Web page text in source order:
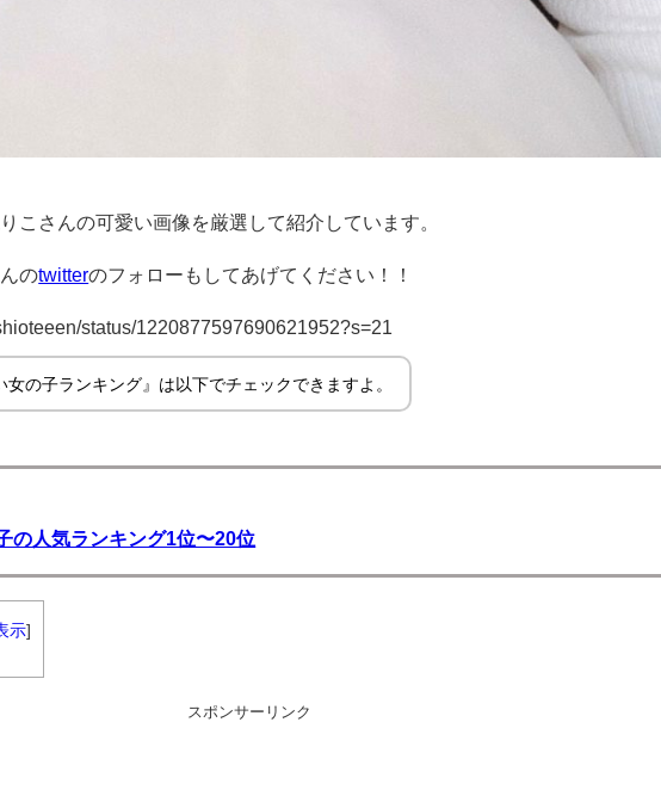
こさんの可愛い画像を厳選して紹介しています。
のtwitterのフォローもしてあげてください！！
status/1220877597690621952?s=21
女の子ランキング』は以下でチェックできますよ。
の人気ランキング1位〜20位
示]
スポンサーリンク